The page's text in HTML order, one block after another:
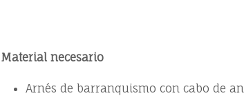
Material necesario
Arnés de barranquismo con cabo de